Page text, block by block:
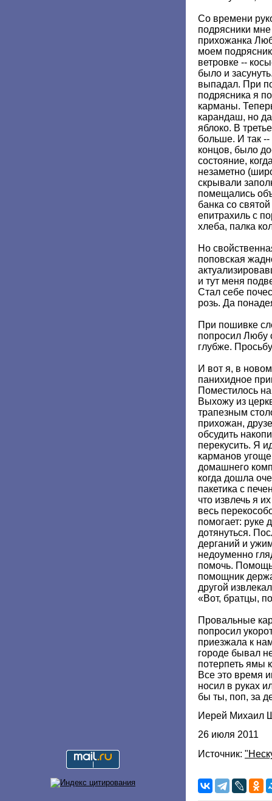
Со времени
подрясники
прихожанка
моем
ветровке --
было и
выпадал. При
подрясника я
карманы.
карандаш, но
яблоко. В
больше. И так --
концов, было
состояние,
незаметно
скрывали
помещались
банка со
епитрахиль с
хлеба, палка
Но
поповская
и тут меня
Стал себе
розь. Да
При пошивке
попросил Любу
глубже.
И вот я, в
панихидное
Поместилось
Выхожу из
трапезным
прихожан,
обсудить
перекусить. Я
карманов
домашнего
когда дошла
пакетика с
что извлечь я
весь
помогает: руке
дотянуться.
дерганий и
недоуменно
помочь.
помощник
другой
«Вот, братцы,
Провальные
попросил
приезжала к
городе бывал
потерпеть ямы
Все это время
носил в руках
бы ты, поп, за
Иерей Михаил
26 июля 2011
Источник: